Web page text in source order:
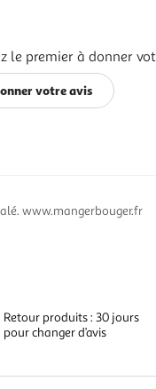
le premier à donner
votre avis
www.mangerbouger.fr
Retour produits : 30 jours
pour changer d’avis